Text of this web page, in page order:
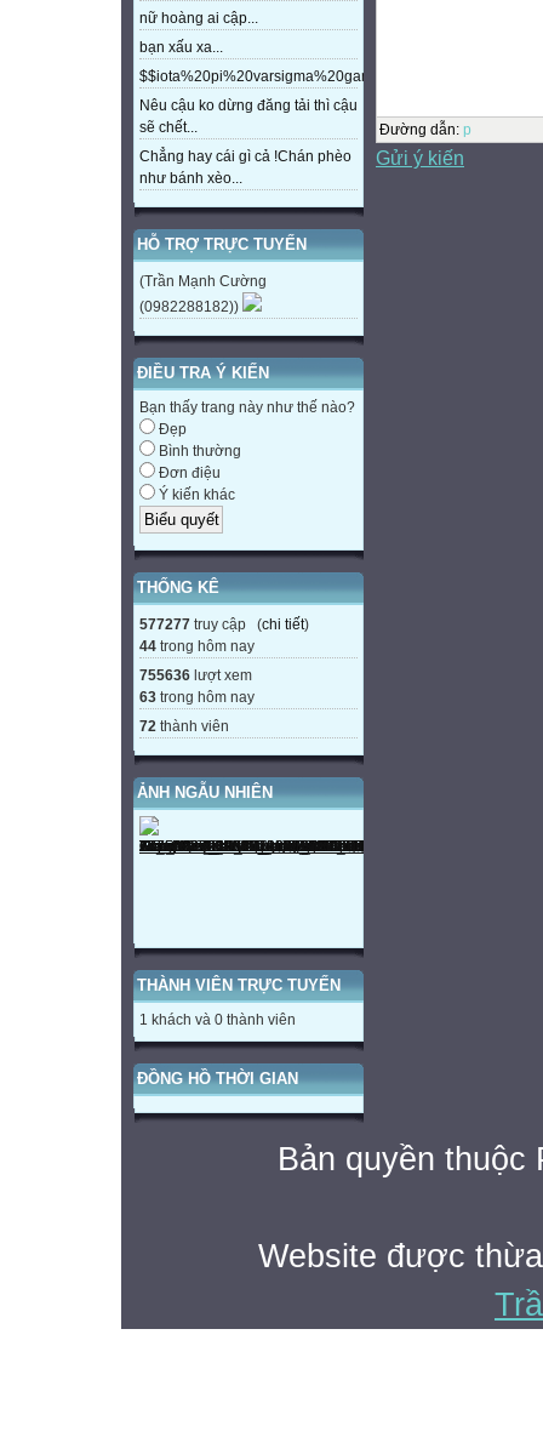
nữ hoàng ai cập...
bạn xấu xa...
Nêu cậu ko dừng đăng tải thì cậu
sẽ chết...
Chẳng hay cái gì cả !Chán phèo
như bánh xèo...
HỖ TRỢ TRỰC TUYẾN
(Trần Mạnh Cường
(0982288182))
ĐIỀU TRA Ý KIẾN
Bạn thấy trang này như thế nào?
Đẹp
Bình thường
Đơn điệu
Ý kiến khác
THỐNG KÊ
577277 truy cập (chi tiết)
44 trong hôm nay
755636 lượt xem
63 trong hôm nay
72 thành viên
ẢNH NGẪU NHIÊN
THÀNH VIÊN TRỰC TUYẾN
1 khách và 0 thành viên
ĐỒNG HỒ THỜI GIAN
2 Nhận biết
ng
nghé
ng ngh
Đường dẫn: p
Gửi ý kiến
Bản quyền thuộc
Website được